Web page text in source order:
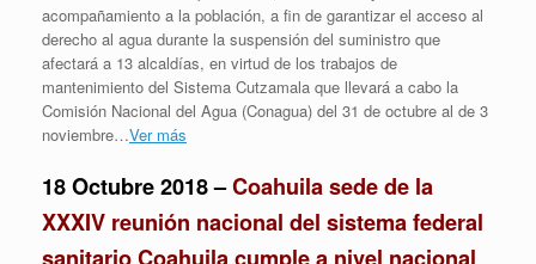
acompañamiento a la población, a fin de garantizar el acceso al
derecho al agua durante la suspensión del suministro que
afectará a 13 alcaldías, en virtud de los trabajos de
mantenimiento del Sistema Cutzamala que llevará a cabo la
Comisión Nacional del Agua (Conagua) del 31 de octubre al de 3
noviembre…Ver más
18 Octubre 2018 –Coahuila sede de la
XXXIV reunión nacional del sistema federal